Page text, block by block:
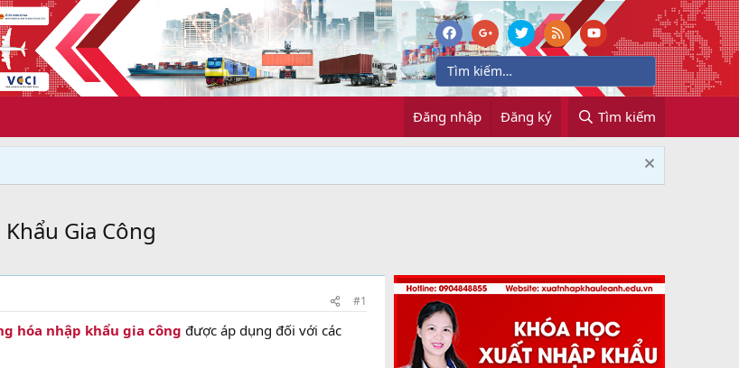
Đăng nhập Đăng ký Tìm kiếm
Gia Công
#1
hóa nhập khẩu gia công được áp dụng đối với các